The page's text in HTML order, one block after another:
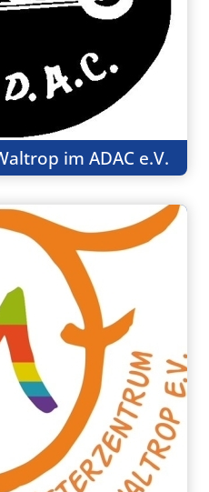
im ADAC e.V.